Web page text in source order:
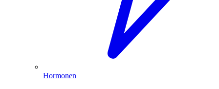
Hormonen